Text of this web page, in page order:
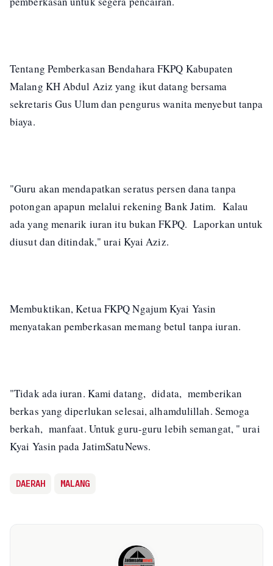
Tentang Pemberkasan Bendahara FKPQ Kabupaten
Malang KH Abdul Aziz yang ikut datang bersama
sekretaris Gus Ulum dan pengurus wanita menyebut tanpa
biaya.
"Guru akan mendapatkan seratus persen dana tanpa
potongan apapun melalui rekening Bank Jatim. Kalau
ada yang menarik iuran itu bukan FKPQ. Laporkan untuk
diusut dan ditindak," urai Kyai Aziz.
Membuktikan, Ketua FKPQ Ngajum Kyai Yasin
menyatakan pemberkasan memang betul tanpa iuran.
"Tidak ada iuran. Kami datang, didata, memberikan
berkas yang diperlukan selesai, alhamdulillah. Semoga
berkah, manfaat. Untuk guru-guru lebih semangat, " urai
Kyai Yasin pada JatimSatuNews.
DAERAH MALANG